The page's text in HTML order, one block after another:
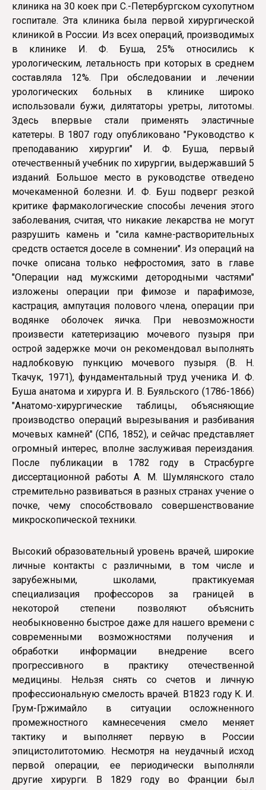
клиника на 30 коек при С.-Петербургском сухопутном
госпитале. Эта клиника была первой хирургической
клиникой в России. Из всех операций, производимых
в клинике И. Ф. Буша, 25% относились к
урологическим, летальность при которых в среднем
составляла 12%. При обследовании и .лечении
урологических больных в клинике широко
использовали бужи, дилятаторы уретры, литотомы.
Здесь впервые стали применять эластичные
катетеры. В 1807 году опубликовано "Руководство к
преподаванию хирургии" И. Ф. Буша, первый
отечественный учебник по хирургии, выдержавший 5
изданий. Большое место в руководстве отведено
мочекаменной болезни. И. Ф. Буш подверг резкой
критике фармакологические способы лечения этого
заболевания, считая, что никакие лекарства не могут
разрушить камень и "сила камне-растворительных
средств остается доселе в сомнении". Из операций на
почке описана только нефростомия, зато в главе
"Операции над мужскими детородными частями"
изложены операции при фимозе и парафимозе,
кастрация, ампутация полового члена, операции при
водянке оболочек яичка. При невозможности
произвести кате­теризацию мочевого пузыря при
острой задержке мочи он рекомендовал выполнять
надлобковую пункцию мочевого пузыря. (В. Н.
Ткачук, 1971), фундаментальный труд ученика И. Ф.
Буша анатома и хирурга И. В. Буяльского (1786-1866)
"Анатомо-хирургические таблицы, объясняющие
производство операций вырезывания и разбивания
мочевых камней" (СПб, 1852), и сейчас представляет
огромный интерес, вполне заслуживая переиздания.
После публикации в 1782 году в Страсбурге
диссертационной работы А. М. Шумлянского стало
стремительно развиваться в разных странах учение о
почке, чему способствовало совершенствование
микроскопической техники.
Высокий образовательный уровень врачей, широкие
личные контакты с различными, в том числе и
зарубежными, школами, практикуемая
специализация профессоров за границей в
некоторой степени позволяют объяснить
необыкновенно быстрое даже для нашего времени с
современными возможностями получения и
обработки информации внедрение всего
прогрессивного в практику отечественной
медицины. Нельзя снять со счетов и личную
профессиональную смелость врачей. В1823 году К. И.
Грум-Гржимайло в ситуации осложненного
промежностного камнесечения смело меняет
тактику и выполняет первую в России
эпицистолитотомию. Несмотря на неудачный исход
первой операции, ее периодически выполняли
другие хирурги. В 1829 году во Франции был